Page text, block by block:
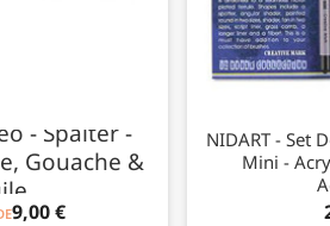
- Spalter -
Gouache &
9,00 €
NIDART - Set
Mini -